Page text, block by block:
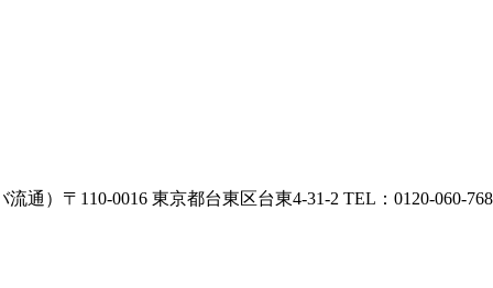
通）〒110-0016 東京都台東区台東4-31-2 TEL： 0120-060-768